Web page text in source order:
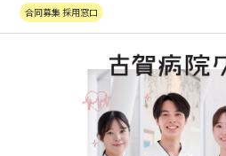
合同募集 採用窓口